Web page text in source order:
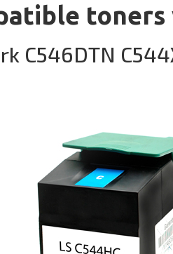
toners
C546DTN